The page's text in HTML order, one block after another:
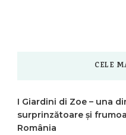
CELE
I Giardini di Zoe – una
surprinzătoare și
România